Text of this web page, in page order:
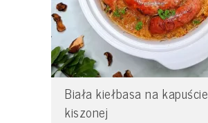
Biała kiełbasa na kapuście
kiszonej